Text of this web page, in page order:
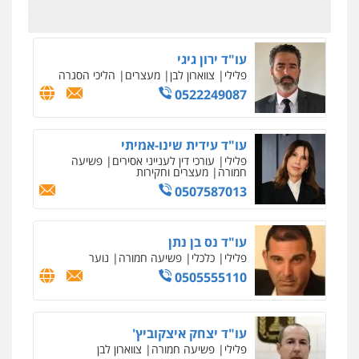
עו"ד ירון גיגי
פלילי צווארון לבן מעצרים הליכי הסגרה
0522249087
עו"ד עידית שינו-אמיתי
פלילי עורכי דין לענייני אסירים פשיעה
חמורה מעצרים וחקירות
0507587013
עו"ד נס בן נתן
פלילי כלכלי פשיעה חמורה נוער
0505555110
עו"ד יצחק איצקוביץ'
פלילי פשיעה חמורה צווארון לבן